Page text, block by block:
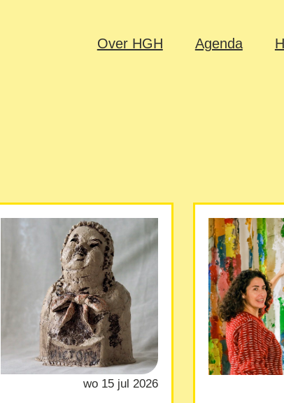
Over HGH Agenda
wo 15 jul 2026